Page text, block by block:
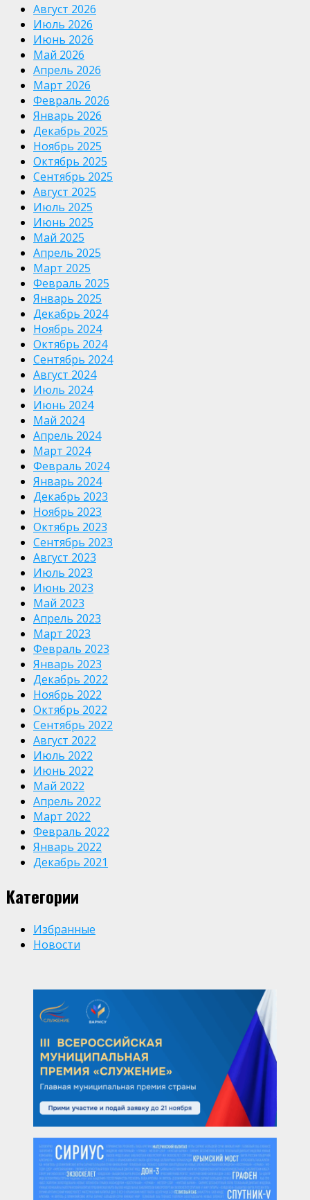
Август 2026
Июль 2026
Июнь 2026
Май 2026
Апрель 2026
Март 2026
Февраль 2026
Январь 2026
Декабрь 2025
Ноябрь 2025
Октябрь 2025
Сентябрь 2025
Август 2025
Июль 2025
Июнь 2025
Май 2025
Апрель 2025
Март 2025
Февраль 2025
Январь 2025
Декабрь 2024
Ноябрь 2024
Октябрь 2024
Сентябрь 2024
Август 2024
Июль 2024
Июнь 2024
Май 2024
Апрель 2024
Март 2024
Февраль 2024
Январь 2024
Декабрь 2023
Ноябрь 2023
Октябрь 2023
Сентябрь 2023
Август 2023
Июль 2023
Июнь 2023
Май 2023
Апрель 2023
Март 2023
Февраль 2023
Январь 2023
Декабрь 2022
Ноябрь 2022
Октябрь 2022
Сентябрь 2022
Август 2022
Июль 2022
Июнь 2022
Май 2022
Апрель 2022
Март 2022
Февраль 2022
Январь 2022
Декабрь 2021
Категории
Избранные
Новости